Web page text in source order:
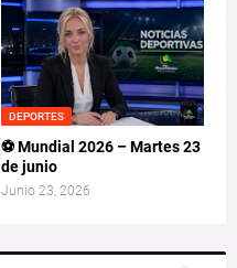
DEPORTES
⚽ Mundial 2026 – Martes 23
de junio
Junio 23, 2026